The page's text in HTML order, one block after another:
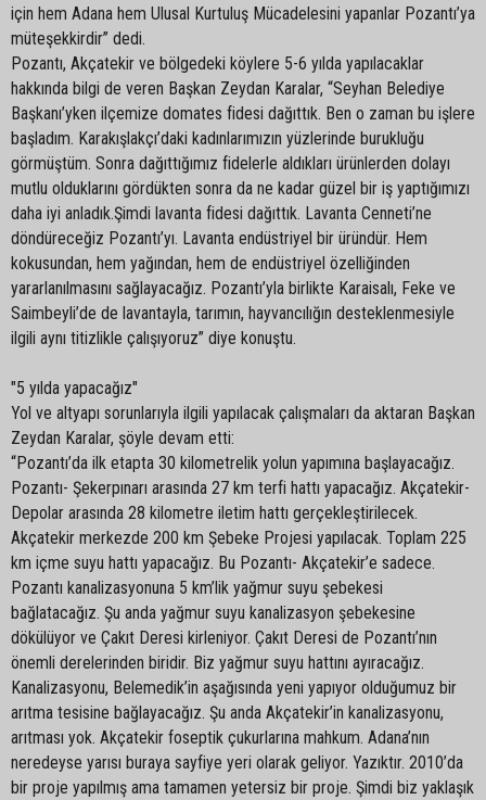
için hem Adana hem Ulusal Kurtuluş Mücadelesini yapanlar Pozantı’ya
müteşekkirdir” dedi.
Pozantı, Akçatekir ve bölgedeki köylere 5-6 yılda yapılacaklar
hakkında bilgi de veren Başkan Zeydan Karalar, “Seyhan Belediye
Başkanı’yken ilçemize domates fidesi dağıttık. Ben o zaman bu işlere
başladım. Karakışlakçı’daki kadınlarımızın yüzlerinde burukluğu
görmüştüm. Sonra dağıttığımız fidelerle aldıkları ürünlerden dolayı
mutlu olduklarını gördükten sonra da ne kadar güzel bir iş yaptığımızı
daha iyi anladık.Şimdi lavanta fidesi dağıttık. Lavanta Cenneti’ne
döndüreceğiz Pozantı’yı. Lavanta endüstriyel bir üründür. Hem
kokusundan, hem yağından, hem de endüstriyel özelliğinden
yararlanılmasını sağlayacağız. Pozantı’yla birlikte Karaisalı, Feke ve
Saimbeyli’de de lavantayla, tarımın, hayvancılığın desteklenmesiyle
ilgili aynı titizlikle çalışıyoruz” diye konuştu.
"5 yılda yapacağız"
Yol ve altyapı sorunlarıyla ilgili yapılacak çalışmaları da aktaran Başkan
Zeydan Karalar, şöyle devam etti:
“Pozantı’da ilk etapta 30 kilometrelik yolun yapımına başlayacağız.
Pozantı- Şekerpınarı arasında 27 km terfi hattı yapacağız. Akçatekir-
Depolar arasında 28 kilometre iletim hattı gerçekleştirilecek.
Akçatekir merkezde 200 km Şebeke Projesi yapılacak. Toplam 225
km içme suyu hattı yapacağız. Bu Pozantı- Akçatekir’e sadece.
Pozantı kanalizasyonuna 5 km’lik yağmur suyu şebekesi
bağlatacağız. Şu anda yağmur suyu kanalizasyon şebekesine
dökülüyor ve Çakıt Deresi kirleniyor. Çakıt Deresi de Pozantı’nın
önemli derelerinden biridir. Biz yağmur suyu hattını ayıracağız.
Kanalizasyonu, Belemedik’in aşağısında yeni yapıyor olduğumuz bir
arıtma tesisine bağlayacağız. Şu anda Akçatekir’in kanalizasyonu,
arıtması yok. Akçatekir foseptik çukurlarına mahkum. Adana’nın
neredeyse yarısı buraya sayfiye yeri olarak geliyor. Yazıktır. 2010’da
bir proje yapılmış ama tamamen yetersiz bir proje. Şimdi biz yaklaşık